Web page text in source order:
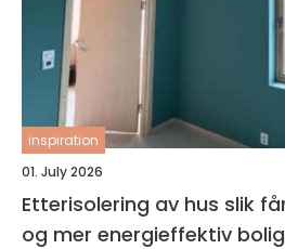
inspiration
01. July 2026
Etterisolering av hus slik får du en varmere
og mer energieffektiv bolig